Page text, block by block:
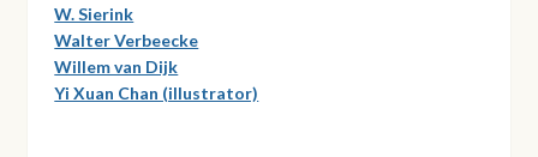
W. Sierink
Walter Verbeecke
Willem van Dijk
Yi Xuan Chan (illustrator)